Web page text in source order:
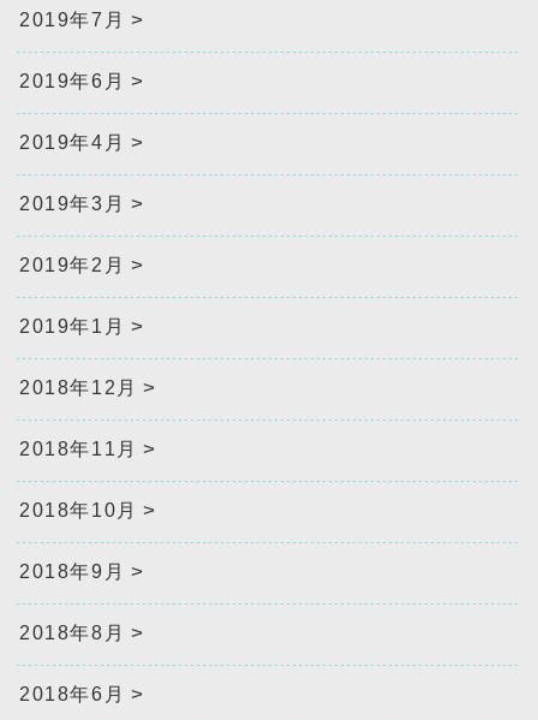
2019年7月
2019年6月
2019年4月
2019年3月
2019年2月
2019年1月
2018年12月
2018年11月
2018年10月
2018年9月
2018年8月
2018年6月